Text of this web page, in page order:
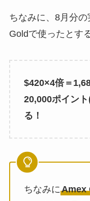
ちなみに、8月分
Goldで使ったとす
$420×4倍＝
20,000ポイン
る！
ちなみにAmex